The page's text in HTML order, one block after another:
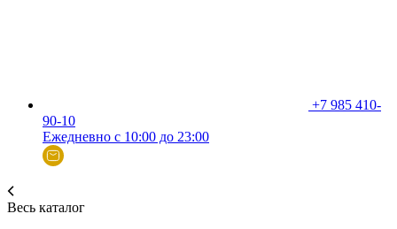
+7 985 410-
90-10
Ежедневно с 10:00 до 23:00
Весь каталог